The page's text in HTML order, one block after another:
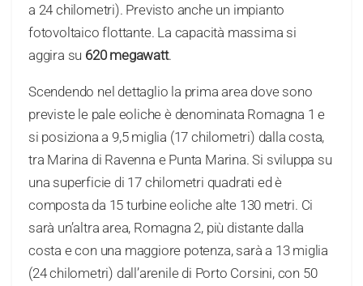
a 24 chilometri). Previsto anche un impianto
fotovoltaico flottante. La capacità massima si
aggira su 620 megawatt.
Scendendo nel dettaglio la prima area dove sono
previste le pale eoliche è denominata Romagna 1 e
si posiziona a 9,5 miglia (17 chilometri) dalla costa,
tra Marina di Ravenna e Punta Marina. Si sviluppa su
una superficie di 17 chilometri quadrati ed è
composta da 15 turbine eoliche alte 130 metri. Ci
sarà un’altra area, Romagna 2, più distante dalla
costa e con una maggiore potenza, sarà a 13 miglia
(24 chilometri) dall’arenile di Porto Corsini, con 50